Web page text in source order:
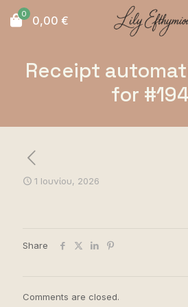
0 0,00 €
Receipt
for
1 Ιουνίου, 2026
Share
Comments are closed.